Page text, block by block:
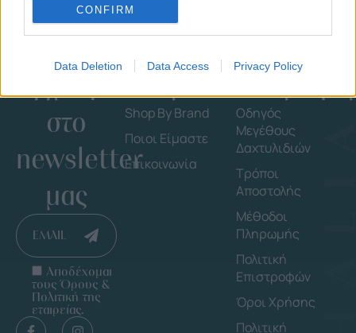
CONFIRM
Data Deletion Data Access Privacy Policy
Εγγράψου
στο
newsletter
μας
EMAIL
Αποδέχομαι
τους Όρους &
Πολιτική της
εταιρείας.
Εταιρεία
Shop By Brand
Ποιοι Είμαστε
Επικοινωνία
Οδηγός
Μεγέθους
Δαχτυλιδιών
Τρόποι
Αποστολής
Μέθοδοι
Πληρωμής
Πολιτική
Επιστροφών
Όροι Χρήσης
Πολιτική